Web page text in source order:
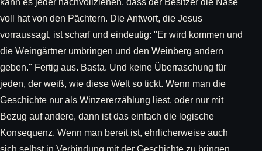
voll hat von den Pächtern. Die Antwort, die Jesus
vorraussagt, ist scharf und eindeutig: "Er wird kommen und
die Weingärtner umbringen und den Weinberg andern
geben." Fertig aus. Basta. Und keine Überraschung für
jeden, der weiß, wie diese Welt so tickt. Wenn man die
Geschichte nur als Winzererzählung liest, oder nur mit
Bezug auf andere, dann ist das einfach die logische
Konsequenz. Wenn man bereit ist, ehrlicherweise auch